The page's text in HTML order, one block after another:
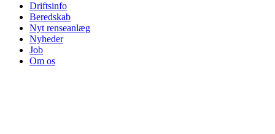
Driftsinfo
Beredskab
Nyt renseanlæg
Nyheder
Job
Om os